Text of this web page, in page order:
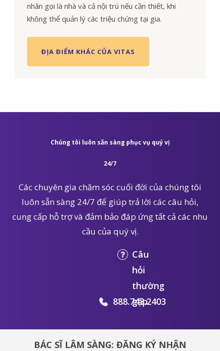
nhân gọi là nhà và cả nội trú nếu cần thiết, khi
không thể quản lý các triệu chứng tại gia.
ĐỊA ĐIỂM KHÁC CỦA VITAS
Chúng tôi luôn sẵn sàng phục vụ quý vị
24/7
Các chuyên gia chăm sóc cuối đời của chúng tôi
luôn sẵn sàng 24/7 để giúp trả lời các câu hỏi,
cung cấp hỗ trợ và đảm bảo đáp ứng tất cả các nhu
cầu của quý vị.
888.743.2403
Câu
hỏi
thường
gặp
BÁC SĨ LÂM SÀNG: ĐĂNG KÝ NHẬN